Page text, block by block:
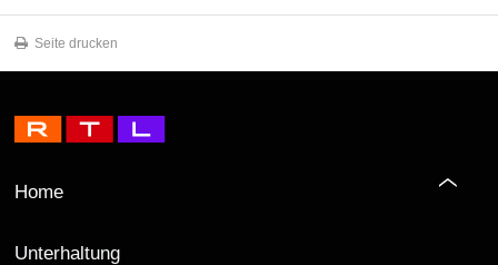
Seite drucken
Home
Unterhaltung